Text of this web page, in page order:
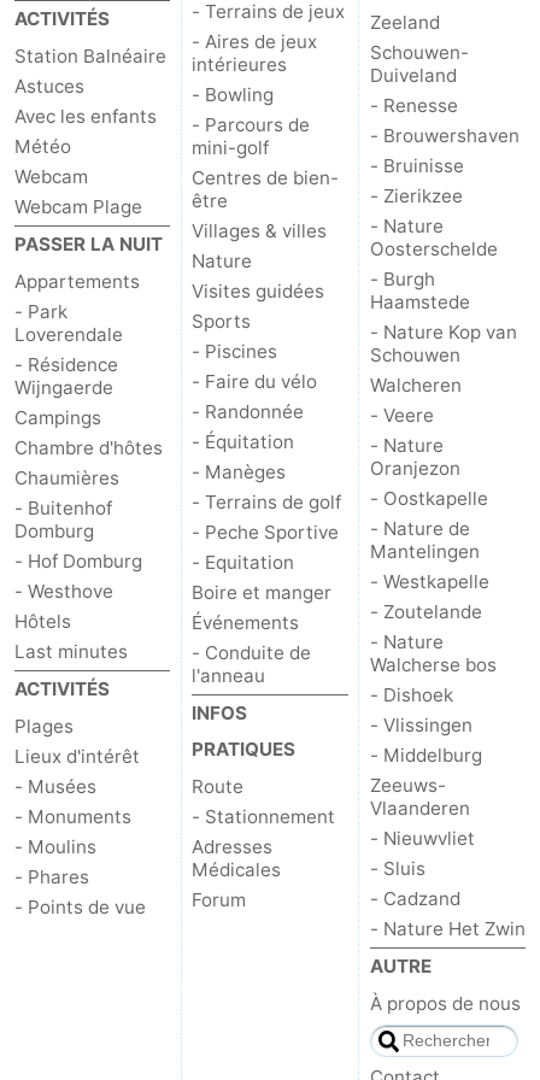
Het
Zwin
Contact
ACTIVITÉS
Station Balnéaire
Astuces
Avec les enfants
Météo
Webcam
Webcam Plage
PASSER LA NUIT
Appartements
- Park
Loverendale
- Résidence
Wijngaerde
Campings
Chambre d'hôtes
Chaumières
- Buitenhof
Domburg
- Hof Domburg
- Westhove
Hôtels
Last minutes
ACTIVITÉS
Plages
Lieux d'intérêt
- Musées
- Monuments
- Moulins
- Phares
- Points de vue
- Terrains de jeux
- Aires de jeux
intérieures
- Bowling
- Parcours de
mini-golf
Centres de bien-
être
Villages & villes
Nature
Visites guidées
Sports
- Piscines
- Faire du vélo
- Randonnée
- Équitation
- Manèges
- Terrains de golf
- Peche Sportive
- Equitation
Boire et manger
Événements
- Conduite de
l'anneau
INFOS
PRATIQUES
Route
- Stationnement
Adresses
Médicales
Forum
Zeeland
Schouwen-
Duiveland
- Renesse
- Brouwershaven
- Bruinisse
- Zierikzee
- Nature
Oosterschelde
- Burgh
Haamstede
- Nature Kop van
Schouwen
Walcheren
- Veere
- Nature
Oranjezon
- Oostkapelle
- Nature de
Mantelingen
- Westkapelle
- Zoutelande
- Nature
Walcherse bos
- Dishoek
- Vlissingen
- Middelburg
Zeeuws-
Vlaanderen
- Nieuwvliet
- Sluis
- Cadzand
- Nature Het Zwin
AUTRE
À propos de nous